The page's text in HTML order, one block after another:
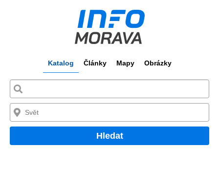
Katalog Články Mapy Obrázky
Hledat